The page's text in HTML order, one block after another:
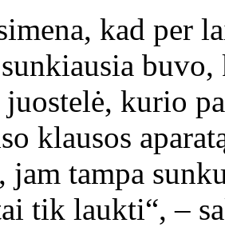
kad per
buvo,
juostelė, kurio
klausos
tampa
tik laukti“, –